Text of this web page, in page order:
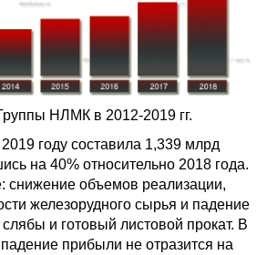
НЛМК в 2012-2019 гг.
году составила 1,339 млрд
на 40% относительно 2018 года.
снижение объемов реализации,
железорудного сырья и падение
и готовый листовой прокат. В
прибыли не отразится на